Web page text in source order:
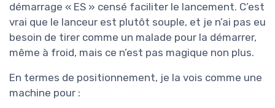
démarrage « ES » censé faciliter le lancement. C’est
vrai que le lanceur est plutôt souple, et je n’ai pas eu
besoin de tirer comme un malade pour la démarrer,
même à froid, mais ce n’est pas magique non plus.
En termes de positionnement, je la vois comme une
machine pour :